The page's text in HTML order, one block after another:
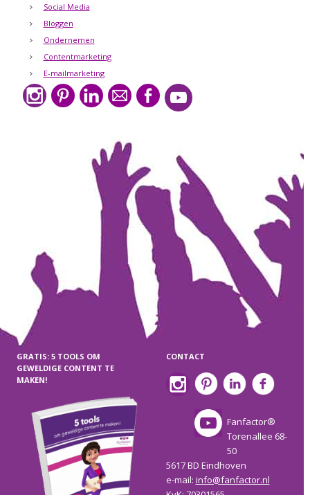
Social Media
Bloggen
Ondernemen
Contentmarketing
E-mailmarketing
GRATIS: 5 TOOLS OM
GEWELDIGE CONTENT TE
MAKEN!
CONTACT
Fanfactor®
Torenallee 68-
50
5617 BD Eindhoven
e-mail: info@fanfactor.nl